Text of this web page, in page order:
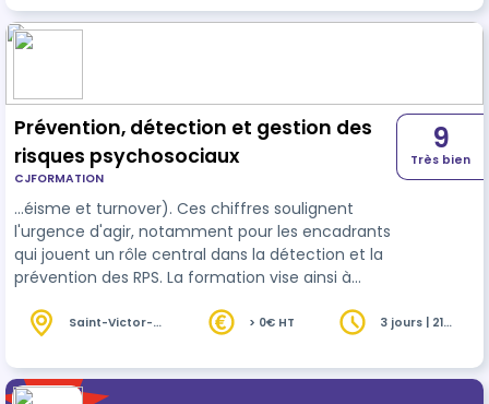
monde du travail en constante évolution, les
dirigeants et managers doivent s’adapter pour
Prévention, détection et gestion des
risques psychosociaux
CJFORMATION
…éisme et turnover). Ces chiffres soulignent
l'urgence d'agir, notamment pour les encadrants
qui jouent un rôle central dans la détection et la
prévention des RPS. La formation vise ainsi à
prévention et degestiondes RPS, tout en
bien-être de vos équipes.
9
Très bien
Saint-Victor-
> 0€ HT
3 jours | 21